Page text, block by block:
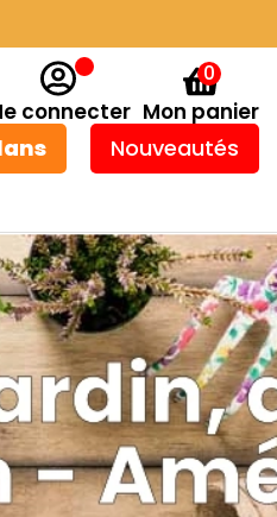
connecter
0
Mon panier
Nouveautés